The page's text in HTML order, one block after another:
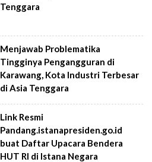
Tenggara
Menjawab Problematika
Tingginya Pengangguran di
Karawang, Kota Industri Terbesar
di Asia Tenggara
Link Resmi
Pandang.istanapresiden.go.id
buat Daftar Upacara Bendera
HUT RI di Istana Negara